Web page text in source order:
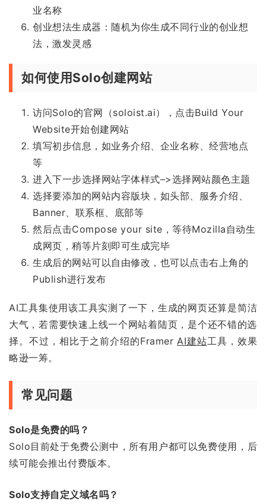
业名称
创业想法生成器：随机为你生成不同行业的创业想
法，激发灵感
如何使用Solo创建网站
访问Solo的官网（soloist.ai），点击Build Your
Website开始创建网站
填写初步信息，如业务介绍、企业名称、经营地点
等
进入下一步选择网站字体样式–>选择网站颜色主题
选择要添加的网站内容版块，如头部、服务介绍、
Banner、联系框、底部等
然后点击Compose your site，等待Mozilla自动生
成网页，稍等片刻即可生成完毕
生成后的网站可以自由修改，也可以点击右上角的
Publish进行发布
AI工具集使用该工具实测了一下，生成的网页还算是简洁
大气，若需要快速上线一个网站着陆页，是个还不错的选
择。不过，相比于之前介绍的Framer AI建站工具，效果
略逊一筹。
常见问题
Solo是免费的吗？
Solo目前处于免费公测中，所有用户都可以免费使用，后
续可能会推出付费版本。
Solo支持自定义域名吗？